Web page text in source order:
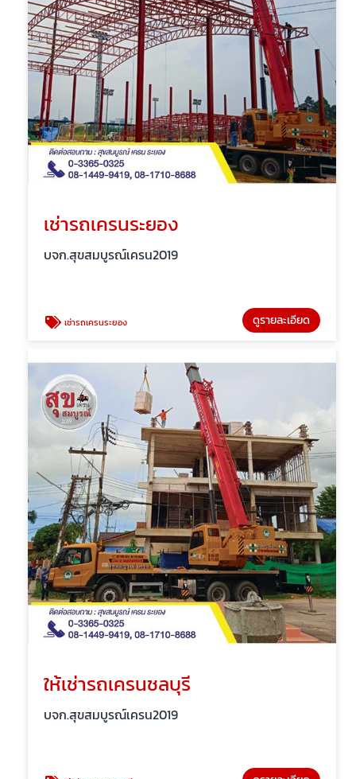
เช่ารถเครนระยอง
บจก.สุขสมบูรณ์เครน2019
เช่ารถเครนระยอง ดูรายละเอียด
ให้เช่ารถเครนชลบุรี
บจก.สุขสมบูรณ์เครน2019